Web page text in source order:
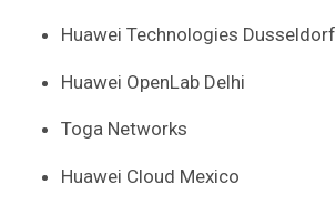
Huawei Technologies Dusseldorf
Huawei OpenLab Delhi
Toga Networks
Huawei Cloud Mexico